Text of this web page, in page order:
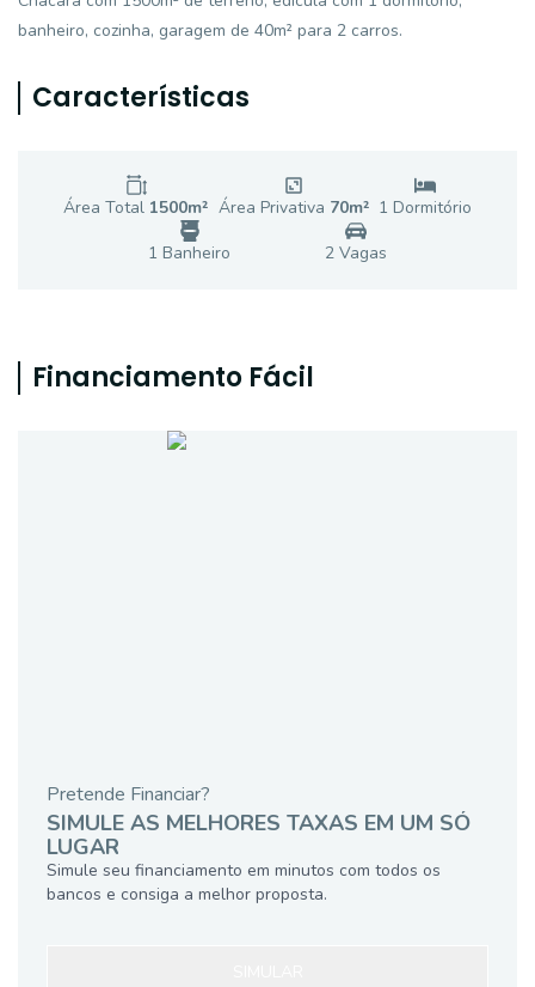
banheiro, cozinha, garagem de 40m² para 2 carros.
Características
Área Total 1500m² Área Privativa 70m² 1 Dormitório
1 Banheiro 2 Vagas
Financiamento Fácil
Pretende Financiar?
SIMULE AS MELHORES TAXAS EM UM SÓ
LUGAR
Simule seu financiamento em minutos com todos os
bancos e consiga a melhor proposta.